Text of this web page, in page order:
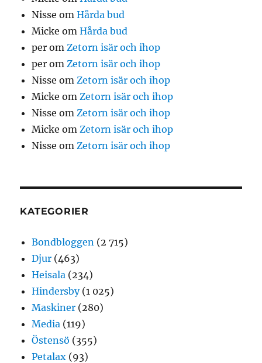
Nisse omHårda bud
Micke omHårda bud
per om Zetorn isär och ihop
per om Zetorn isär och ihop
Nisse om Zetorn isär och ihop
Micke om Zetorn isär och ihop
Nisse om Zetorn isär och ihop
Micke om Zetorn isär och ihop
Nisse om Zetorn isär och ihop
KATEGORIER
Bondbloggen (2 715)
Djur (463)
Heisala (234)
Hindersby(1 025)
Maskiner (280)
Media (119)
Östensö (355)
Petalax (93)